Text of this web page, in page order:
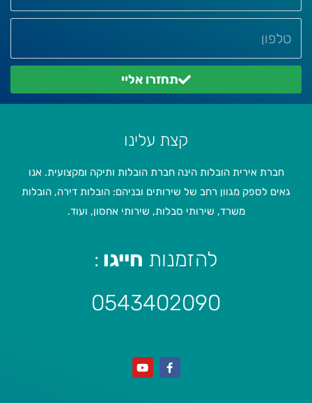
תחזרו אליי
קצת עלינו
חברת אירית הובלות הינה חברת הובלות ותיקה ומקצועית. אנו
גאים לספק מגוון רחב של שירותים ובניהם: הובלות דירה, הובלות
משרד, שירותי סבלות, שירותי אחסון, ועוד.
להזמנות חייגו :
0543402090